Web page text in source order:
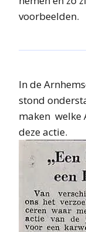
voorbeelden.
In de
stond
maken welke
deze actie.